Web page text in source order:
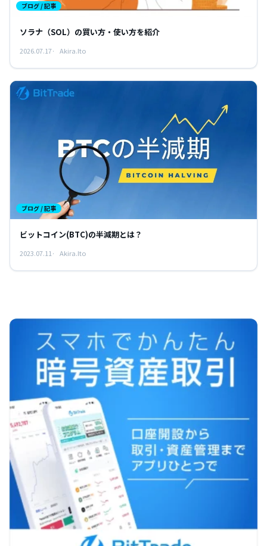
ブログ / 記事
ソラナ（SOL）の買い方・使い方を紹介
2026.07.17 Akira.Ito
ブログ / 記事
ビットコイン(BTC)の半減期とは？
2023.07.11 Akira.Ito